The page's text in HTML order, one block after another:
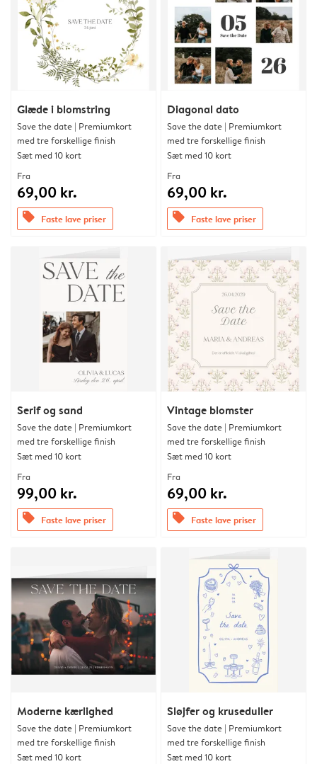
Glæde i blomstring
Save the date | Premiumkort
med tre forskellige finish
Sæt med 10 kort
Fra
69,00 kr.
offers Faste lave priser
Diagonal dato
Save the date | Premiumkort
med tre forskellige finish
Sæt med 10 kort
Fra
69,00 kr.
offers Faste lave priser
Serif og sand
Save the date | Premiumkort
med tre forskellige finish
Sæt med 10 kort
Fra
99,00 kr.
offers Faste lave priser
Vintage blomster
Save the date | Premiumkort
med tre forskellige finish
Sæt med 10 kort
Fra
69,00 kr.
offers Faste lave priser
Moderne kærlighed
Save the date | Premiumkort
med tre forskellige finish
Sæt med 10 kort
Sløjfer og kruseduller
Save the date | Premiumkort
med tre forskellige finish
Sæt med 10 kort